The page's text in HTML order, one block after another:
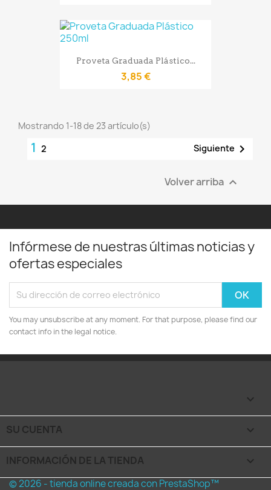
Proveta Graduada Plástico...
3,85 €
Mostrando 1-18 de 23 artículo(s)
1 2 Siguiente 
Volver arriba 
Infórmese de nuestras últimas noticias y
ofertas especiales
You may unsubscribe at any moment. For that purpose, please find our
contact info in the legal notice.

SU CUENTA 
INFORMACIÓN DE LA TIENDA keyboard_arrow_down
© 2026 - tienda online creada con PrestaShop™